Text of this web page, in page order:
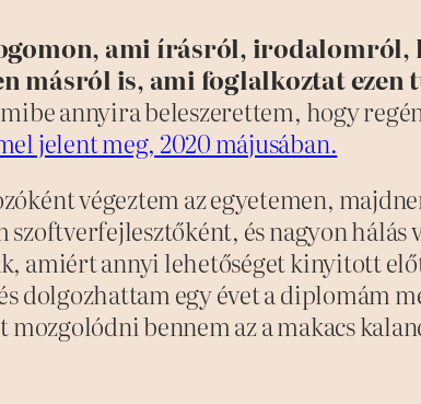
ami írásról, irodalomról,
másról is, ami foglalkoztat ezen
annyira beleszerettem, hogy
jelent meg, 2020 májusában.
végeztem az egyetemen,
szoftverfejlesztőként, és nagyon hálás
amiért annyi lehetőséget kinyitott
dolgozhattam egy évet a diplomám
mozgolódni bennem az a makacs